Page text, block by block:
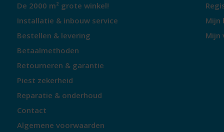
De 2000 m² grote winkel!
Installatie & inbouw service
Bestellen & levering
Betaalmethoden
Retourneren & garantie
Piest zekerheid
Reparatie & onderhoud
Contact
Algemene voorwaarden
Mijn
Mijn